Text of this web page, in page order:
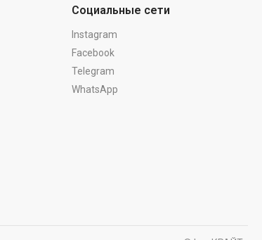
Социальные сети
Instagram
Facebook
Telegram
WhatsApp